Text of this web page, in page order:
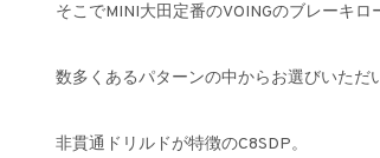
そこでMINI大田定番のVOINGのブレーキ
数多くあるパターンの中からお選びいただ
非貫通ドリルドが特徴のC8SDP。